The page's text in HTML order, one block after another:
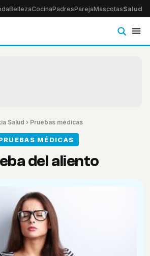
BellezaCocinaPadresParejaMascotasSalud
Salud › Pruebas médicas
MÉDICAS
del aliento